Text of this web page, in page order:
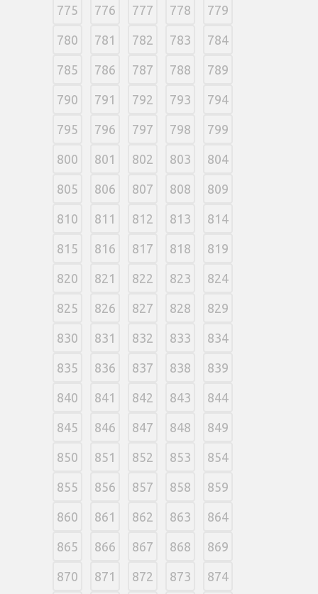
775 776 777 778 779
780 781 782 783 784
785 786 787 788 789
790 791 792 793 794
795 796 797 798 799
800 801 802 803 804
805 806 807 808 809
810 811 812 813 814
815 816 817 818 819
820 821 822 823 824
825 826 827 828 829
830 831 832 833 834
835 836 837 838 839
840 841 842 843 844
845 846 847 848 849
850 851 852 853 854
855 856 857 858 859
860 861 862 863 864
865 866 867 868 869
870 871 872 873 874